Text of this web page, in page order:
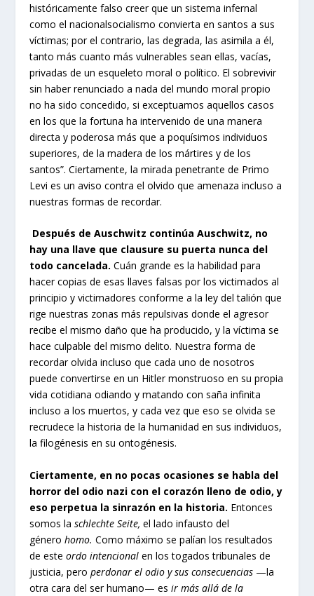
históricamente falso creer que un sistema infernal
como el nacionalsocialismo convierta en santos a sus
víctimas; por el contrario, las degrada, las asimila a él,
tanto más cuanto más vulnerables sean ellas, vacías,
privadas de un esqueleto moral o político. El sobrevivir
sin haber renunciado a nada del mundo moral propio
no ha sido concedido, si exceptuamos aquellos casos
en los que la fortuna ha intervenido de una manera
directa y poderosa más que a poquísimos individuos
superiores, de la madera de los mártires y de los
santos”. Ciertamente, la mirada penetrante de Primo
Levi es un aviso contra el olvido que amenaza incluso a
nuestras formas de recordar.
Después de Auschwitz continúa Auschwitz, no
hay una llave que clausure su puerta nunca del
todo cancelada. Cuán grande es la habilidad para
hacer copias de esas llaves falsas por los victimados al
principio y victimadores conforme a la ley del talión que
rige nuestras zonas más repulsivas donde el agresor
recibe el mismo daño que ha producido, y la víctima se
hace culpable del mismo delito. Nuestra forma de
recordar olvida incluso que cada uno de nosotros
puede convertirse en un Hitler monstruoso en su propia
vida cotidiana odiando y matando con saña infinita
incluso a los muertos, y cada vez que eso se olvida se
recrudece la historia de la humanidad en sus individuos,
la filogénesis en su ontogénesis.
Ciertamente, en no pocas ocasiones se habla del
horror del odio nazi con el corazón lleno de odio, y
eso perpetua la sinrazón en la historia. Entonces
somos laschlechte Seite, el lado infausto del
género homo. Como máximo se palían los resultados
de esteordo intencionalen los togados tribunales de
justicia, peroperdonar el odio y sus consecuencias —la
otra cara del ser humano— esir más allá de la